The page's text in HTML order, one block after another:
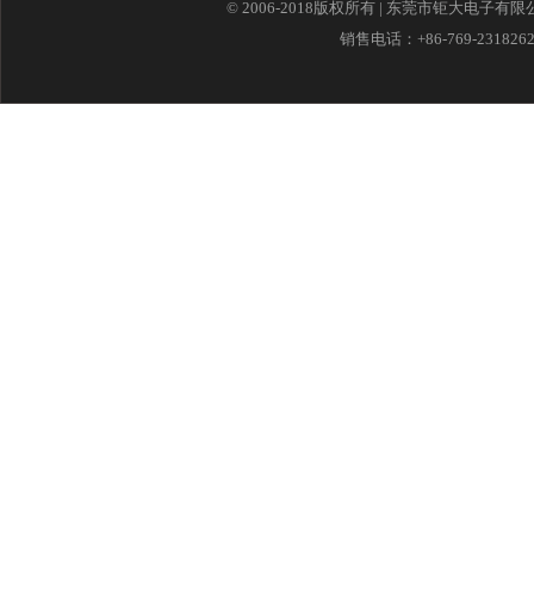
© 2006-2018版权所有 | 东莞市钜大电子有
销售电话：+86-769-